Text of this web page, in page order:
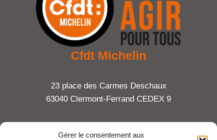
Gérer le consentement aux
Cfdt Michelin
23 place des Carmes Deschaux
63040 Clermont-Ferrand CEDEX 9
Tel : 06 65 27 23 81